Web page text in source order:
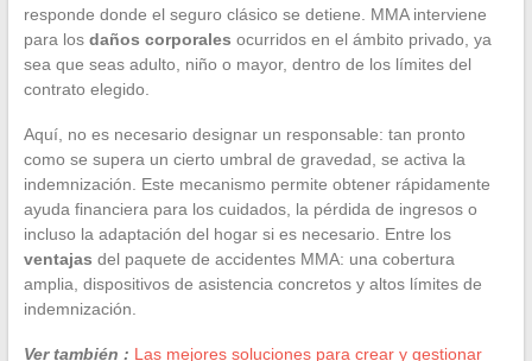
responde donde el seguro clásico se detiene. MMA interviene
para los daños corporales ocurridos en el ámbito privado, ya
sea que seas adulto, niño o mayor, dentro de los límites del
contrato elegido.
Aquí, no es necesario designar un responsable: tan pronto
como se supera un cierto umbral de gravedad, se activa la
indemnización. Este mecanismo permite obtener rápidamente
ayuda financiera para los cuidados, la pérdida de ingresos o
incluso la adaptación del hogar si es necesario. Entre los
ventajas del paquete de accidentes MMA: una cobertura
amplia, dispositivos de asistencia concretos y altos límites de
indemnización.
Ver también : Las mejores soluciones para crear y gestionar